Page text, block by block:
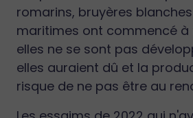
romarins, bruyères
maritimes ont commencé à
elles ne se sont pas
elles auraient dû et la
risque de ne pas être au